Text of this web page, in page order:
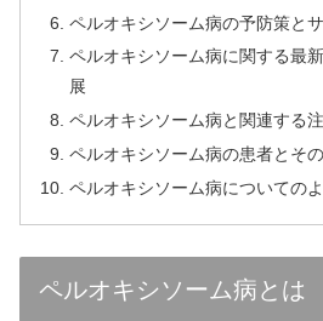
ペルオキシソーム病の予防策と
ペルオキシソーム病に関する最
展
ペルオキシソーム病と関連する
ペルオキシソーム病の患者とそ
ペルオキシソーム病についての
ペルオキシソーム病とは